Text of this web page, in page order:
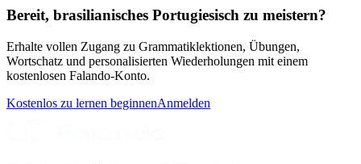
Bereit, brasilianisches Portugiesisch zu meistern?
Erhalte vollen Zugang zu Grammatiklektionen, Übungen,
Wortschatz und personalisierten Wiederholungen mit einem
kostenlosen Falando-Konto.
Kostenlos zu lernen beginnenAnmelden